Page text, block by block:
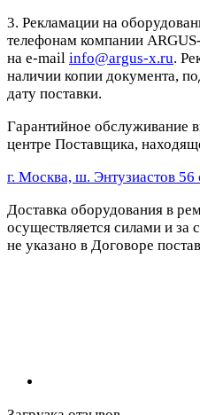
3. Рекламации на
телефонам компании
на e-mail info@argus-x.ru.
наличии копии документа,
дату поставки.
Гарантийное обслуживание
центре Поставщика,
г. Москва, ш. Энтузиастов 56
Доставка оборудования в
осуществляется силами и за
не указано в Договоре